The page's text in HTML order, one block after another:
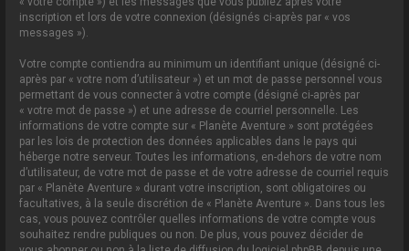
inscription et lors de votre connexion (désignés ci-après par « vos
messages »).
Votre compte contiendra au minimum un identifiant unique (désigné ci-
après par « votre nom d’utilisateur ») et un mot de passe personnel vous
permettant de vous connecter à votre compte (désigné ci-après par
« votre mot de passe ») et une adresse de courriel personnelle. Les
informations de votre compte sur « Planète Aventure » sont protégées
par les lois de protection des données applicables dans le pays qui
héberge notre serveur. Toutes les informations, en-dehors de votre nom
d’utilisateur, de votre mot de passe et de votre adresse de courriel requis
par « Planète Aventure » durant votre inscription, sont obligatoires ou
facultatives, à la seule discrétion de « Planète Aventure ». Dans tous les
cas, vous pouvez contrôler quelles informations de votre compte vous
souhaitez rendre publiques ou non. De plus, vous pouvez décider de